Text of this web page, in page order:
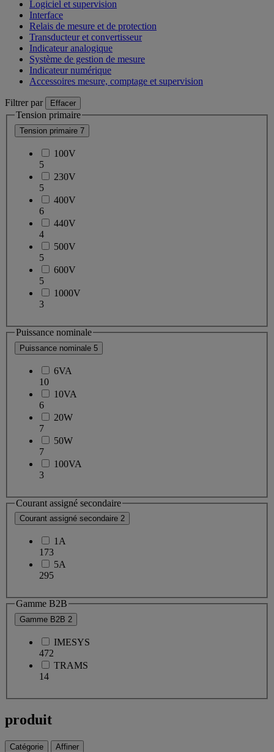
Logiciel et supervision
Interface
Relais de mesure et de protection
Transducteur et convertisseur
Indicateur analogique
Système de gestion de mesure
Indicateur numérique
Accessoires mesure, comptage et supervision
Filtrer par Effacer
Tension primaire
Tension primaire 7
100V
5
230V
5
400V
6
440V
4
500V
5
600V
5
1000V
3
Puissance nominale
Puissance nominale 5
6VA
10
10VA
6
20W
7
50W
7
100VA
3
Courant assigné secondaire
Courant assigné secondaire 2
1A
173
5A
295
Gamme B2B
Gamme B2B 2
IMESYS
472
TRAMS
14
produit
Catégorie Affiner